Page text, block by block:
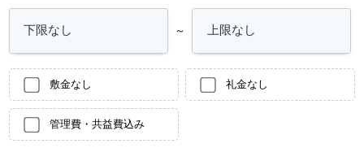
～
敷金なし 礼金なし
管理費・共益費込み